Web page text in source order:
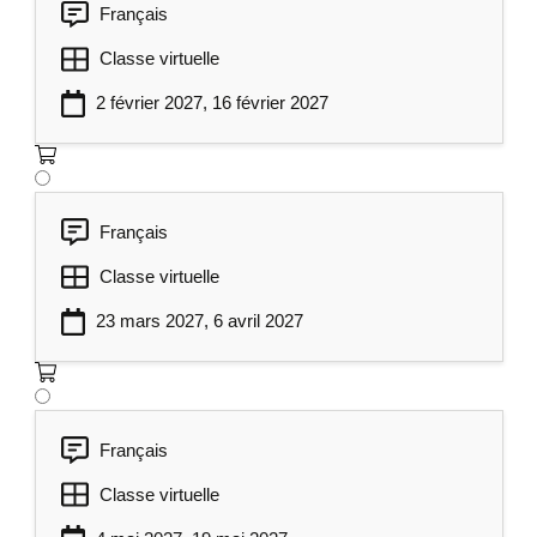
Français
Classe virtuelle
2 février 2027, 16 février 2027
Français
Classe virtuelle
23 mars 2027, 6 avril 2027
Français
Classe virtuelle